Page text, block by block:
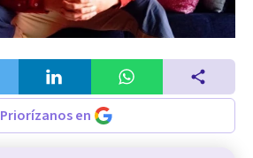
Priorízanos en